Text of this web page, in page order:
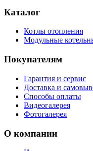
Каталог
Котлы отопления
Модульные
Покупателям
Гарантия и сервис
Доставка и
Способы оплаты
Видеогалерея
Фотогалерея
О компании